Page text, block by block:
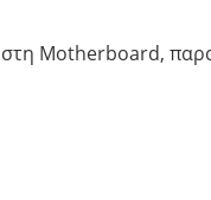
Motherboard,